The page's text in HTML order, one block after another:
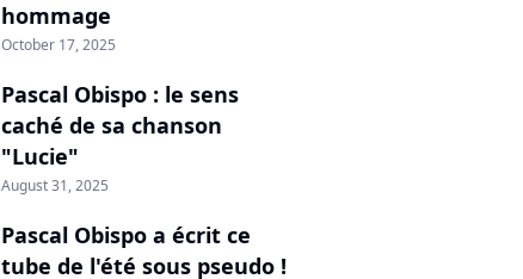
hommage
October 17, 2025
Pascal Obispo : le sens
caché de sa chanson
"Lucie"
August 31, 2025
Pascal Obispo a écrit ce
tube de l'été sous pseudo !